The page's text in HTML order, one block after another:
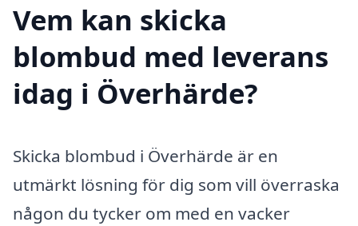
Vem kan skicka
blombud med leverans
idag i Överhärde?
Skicka blombud i Överhärde är en
utmärkt lösning för dig som vill överraska
någon du tycker om med en vacker